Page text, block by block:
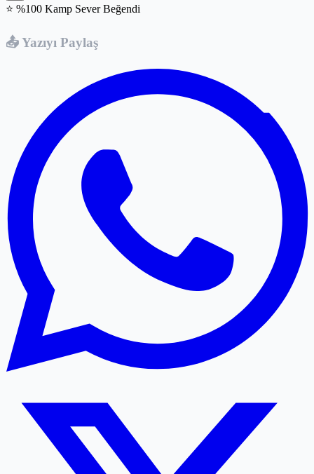
⭐ %100 Kamp Sever Beğendi
📤 Yazıyı Paylaş